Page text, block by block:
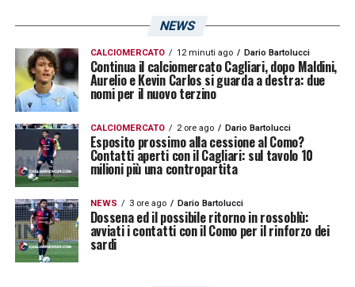
NEWS
CALCIOMERCATO 12 minuti ago Dario Bartolucci
Continua il calciomercato Cagliari, dopo Maldini,
Aurelio e Kevin Carlos si guarda a destra: due
nomi per il nuovo terzino
CALCIOMERCATO 2 ore ago Dario Bartolucci
Esposito prossimo alla cessione al Como?
Contatti aperti con il Cagliari: sul tavolo 10
milioni più una contropartita
NEWS 3 ore ago Dario Bartolucci
Dossena ed il possibile ritorno in rossoblù:
avviati i contatti con il Como per il rinforzo dei
sardi